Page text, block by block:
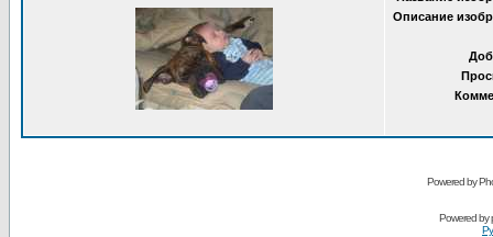
Описание
Powered by
Powered by